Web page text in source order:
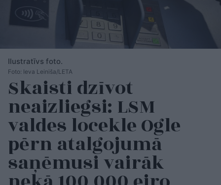
Ilustratīvs foto.
Foto: Ieva Leiniša/LETA
Skaisti dzīvot
neaizliegsi: LSM
valdes locekle Ogle
pērn atalgojumā
saņēmusi vairāk